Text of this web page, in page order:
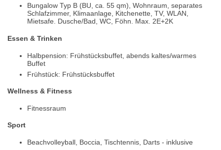
Bungalow Typ B (BU, ca. 55 qm), Wohnraum, separates
Schlafzimmer, Klimaanlage, Kitchenette, TV, WLAN,
Mietsafe. Dusche/Bad, WC, Föhn. Max. 2E+2K
Essen & Trinken
Halbpension: Frühstücksbuffet, abends kaltes/warmes
Buffet
Frühstück: Frühstücksbuffet
Wellness & Fitness
Fitnessraum
Sport
Beachvolleyball, Boccia, Tischtennis, Darts - inklusive